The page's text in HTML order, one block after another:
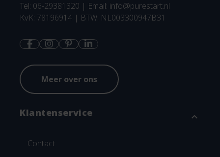
Tel: 06-29381320 | Email: info@purestart.nl
KvK: 78196914 | BTW: NL003300947B31
Meer over ons
Klantenservice expand_more
Contact